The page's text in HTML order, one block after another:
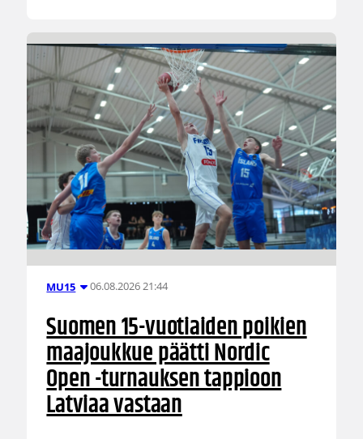
MU15 06.08.2026 21:44
Suomen 15-vuotiaiden poikien
maajoukkue päätti Nordic
Open -turnauksen tappioon
Latviaa vastaan